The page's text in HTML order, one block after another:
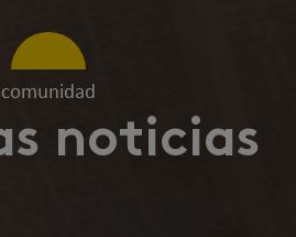
comunidad
noticias